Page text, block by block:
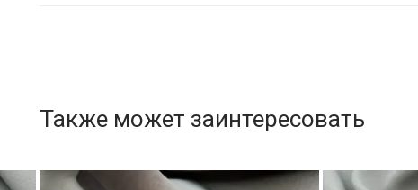
Также может заинтересовать